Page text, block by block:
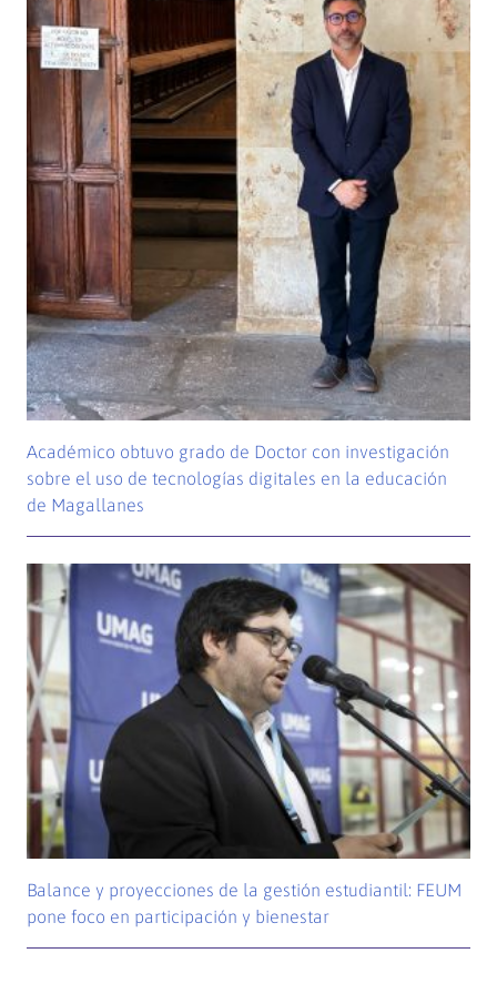
Académico obtuvo grado de Doctor con investigación
sobre el uso de tecnologías digitales en la educación
de Magallanes
Balance y proyecciones de la gestión estudiantil: FEUM
pone foco en participación y bienestar